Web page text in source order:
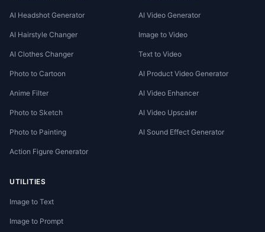
AI Headshot Generator
AI Hairstyle Changer
AI Clothes Changer
Photo to Cartoon
Anime Filter
Photo to Sketch
Photo to Painting
Action Figure Generator
AI Video Generator
Image to Video
Text to Video
AI Product Video Generator
AI Video Enhancer
AI Video Upscaler
AI Sound Effect Generator
UTILITIES
Image to Text
Image to Prompt